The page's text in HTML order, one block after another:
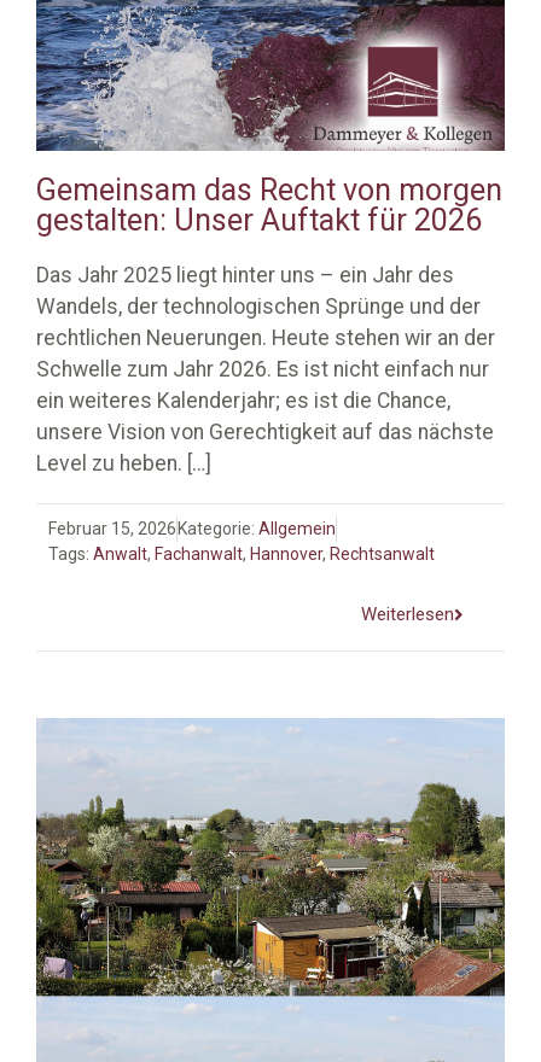
Gemeinsam das Recht von morgen
gestalten: Unser Auftakt für 2026
Das Jahr 2025 liegt hinter uns – ein Jahr des
Wandels, der technologischen Sprünge und der
rechtlichen Neuerungen. Heute stehen wir an der
Schwelle zum Jahr 2026. Es ist nicht einfach nur
ein weiteres Kalenderjahr; es ist die Chance,
unsere Vision von Gerechtigkeit auf das nächste
Level zu heben. […]
Februar 15, 2026 Kategorie: Allgemein
Tags: Anwalt, Fachanwalt, Hannover, Rechtsanwalt
Weiterlesen